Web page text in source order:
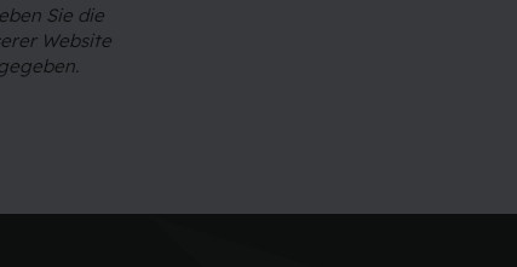
Sie die
Website